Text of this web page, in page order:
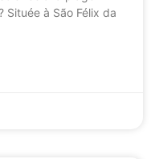
à São Félix da